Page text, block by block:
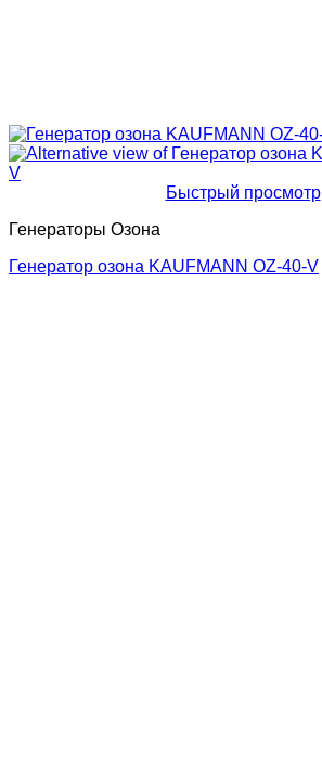
Быстрый просмотр
Генераторы Озона
Генератор озона KAUFMANN OZ-40-V